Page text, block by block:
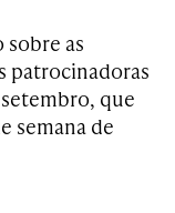
as
patrocinadoras
que
semana de